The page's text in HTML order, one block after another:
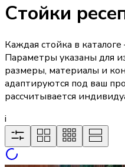
Стойки
Каждая стойка в
Параметры указаны для
размеры, материалы и
адаптируются под ваш
рассчитывается
i